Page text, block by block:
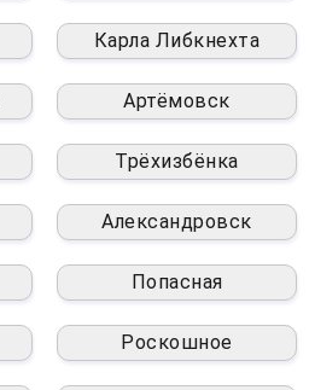
Карла Либкнехта
Артёмовск
Трёхизбёнка
Александровск
Попасная
Роскошное